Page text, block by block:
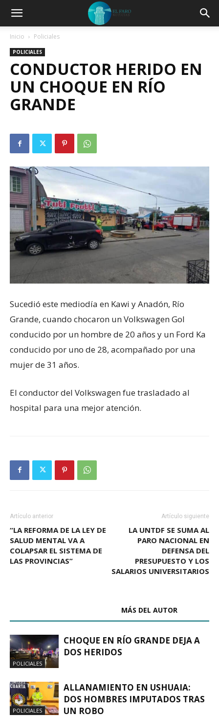
Inicio Policiales
POLICIALES
CONDUCTOR HERIDO EN
UN CHOQUE EN RÍO
GRANDE
Sucedió este mediodía en Kawi y Anadón, Río
Grande, cuando chocaron un Volkswagen Gol
conducido por un hombre de 20 años y un Ford Ka
conducido por uno de 28, acompañado por una
mujer de 31 años.
El conductor del Volkswagen fue trasladado al
hospital para una mejor atención.
Artículo anterior
“LA REFORMA DE LA LEY DE
SALUD MENTAL VA A
COLAPSAR EL SISTEMA DE
LAS PROVINCIAS”
Artículo siguiente
LA UNTDF SE SUMA AL
PARO NACIONAL EN
DEFENSA DEL
PRESUPUESTO Y LOS
SALARIOS UNIVERSITARIOS
MÁS DEL AUTOR
POLICIALES
CHOQUE EN RÍO GRANDE DEJA A
DOS HERIDOS
POLICIALES
ALLANAMIENTO EN USHUAIA:
DOS HOMBRES IMPUTADOS TRAS
UN ROBO